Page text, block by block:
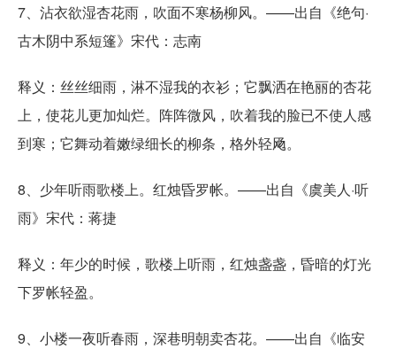
7、沾衣欲湿杏花雨，吹面不寒杨柳风。——出自《绝句·
古木阴中系短篷》宋代：志南
释义：丝丝细雨，淋不湿我的衣衫；它飘洒在艳丽的杏花
上，使花儿更加灿烂。阵阵微风，吹着我的脸已不使人感
到寒；它舞动着嫩绿细长的柳条，格外轻飏。
8、少年听雨歌楼上。红烛昏罗帐。——出自《虞美人·听
雨》宋代：蒋捷
释义：年少的时候，歌楼上听雨，红烛盏盏，昏暗的灯光
下罗帐轻盈。
9、小楼一夜听春雨，深巷明朝卖杏花。——出自《临安